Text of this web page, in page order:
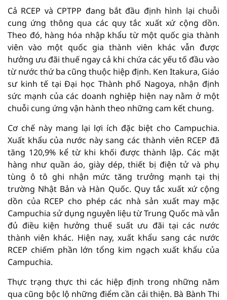
Cả RCEP và CPTPP đang bắt đầu định hình lại chuỗi
cung ứng thông qua các quy tắc xuất xứ cộng dồn.
Theo đó, hàng hóa nhập khẩu từ một quốc gia thành
viên vào một quốc gia thành viên khác vẫn được
hưởng ưu đãi thuế ngay cả khi chứa các yếu tố đầu vào
từ nước thứ ba cũng thuộc hiệp định. Ken Itakura, Giáo
sư kinh tế tại Đại học Thành phố Nagoya, nhận định
sức mạnh của các doanh nghiệp hiện nay nằm ở một
chuỗi cung ứng vận hành theo những cam kết chung.
Cơ chế này mang lại lợi ích đặc biệt cho Campuchia.
Xuất khẩu của nước này sang các thành viên RCEP đã
tăng 120,9% kể từ khi khối được thành lập. Các mặt
hàng như quần áo, giày dép, thiết bị điện tử và phụ
tùng ô tô ghi nhận mức tăng trưởng mạnh tại thị
trường Nhật Bản và Hàn Quốc. Quy tắc xuất xứ cộng
dồn của RCEP cho phép các nhà sản xuất may mặc
Campuchia sử dụng nguyên liệu từ Trung Quốc mà vẫn
đủ điều kiện hưởng thuế suất ưu đãi tại các nước
thành viên khác. Hiện nay, xuất khẩu sang các nước
RCEP chiếm phần lớn tổng kim ngạch xuất khẩu của
Campuchia.
Thực trạng thực thi các hiệp định trong những năm
qua cũng bộc lộ những điểm cần cải thiện. Bà Bành Thi